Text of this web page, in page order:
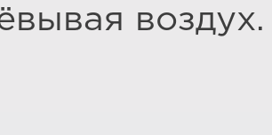
воздух.